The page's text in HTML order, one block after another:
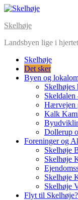
Skip
content
Skelhøje
Landsbyen lige i
Skelhøje
Det sker
Byen og
Skelhøjes
Skeldalen
Hærvejen
Kalk
Dollerup
Foreninger og
Skelhøje
Skelhøje
Skelhøje
Skelhøje
Flyt til Skelhøje?